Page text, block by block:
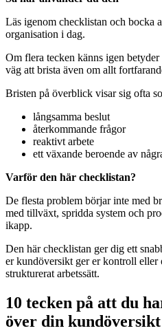
Läs igenom checklistan och bocka
organisation i dag.
Om flera tecken känns igen
väg att brista även om allt
Bristen på överblick visar sig ofta
långsamma beslut
återkommande frågor
reaktivt arbete
ett växande beroende av
Varför den här checklistan?
De flesta problem börjar inte med
med tillväxt, spridda system och
ikapp.
Den här checklistan ger dig ett
er kundöversikt ger er kontroll eller
strukturerat arbetssätt.
10 tecken på att du
över din kundöversikt